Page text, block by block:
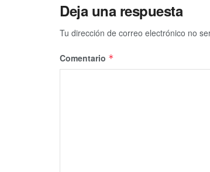
Deja una respuesta
Tu dirección de correo electrónico no
Comentario *